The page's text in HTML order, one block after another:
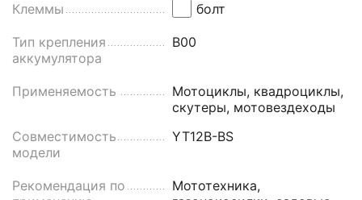
Клеммы болт
Тип крепления
аккумулятора
B00
Применяемость
Мотоциклы, квадроциклы,
скутеры, мотовездеходы
Совместимость
модели
YT12B-BS
Рекомендация по
Мототехника,